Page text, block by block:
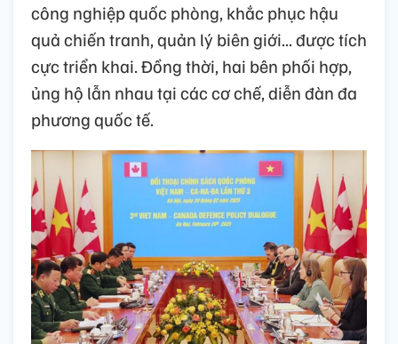
công nghiệp quốc phòng, khắc phục hậu
quả chiến tranh, quản lý biên giới... được tích
cực triển khai. Đồng thời, hai bên phối hợp,
ủng hộ lẫn nhau tại các cơ chế, diễn đàn đa
phương quốc tế.